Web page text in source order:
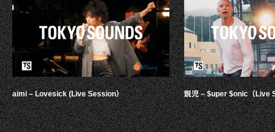
aimi – Lovesick (Live Session） 鋭児 – $uper $onic（Live